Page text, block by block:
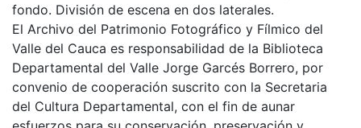
fondo. División de escena en dos laterales.
El Archivo del Patrimonio Fotográfico y Fílmico del
Valle del Cauca es responsabilidad de la Biblioteca
Departamental del Valle Jorge Garcés Borrero, por
convenio de cooperación suscrito con la Secretaria
del Cultura Departamental, con el fin de aunar